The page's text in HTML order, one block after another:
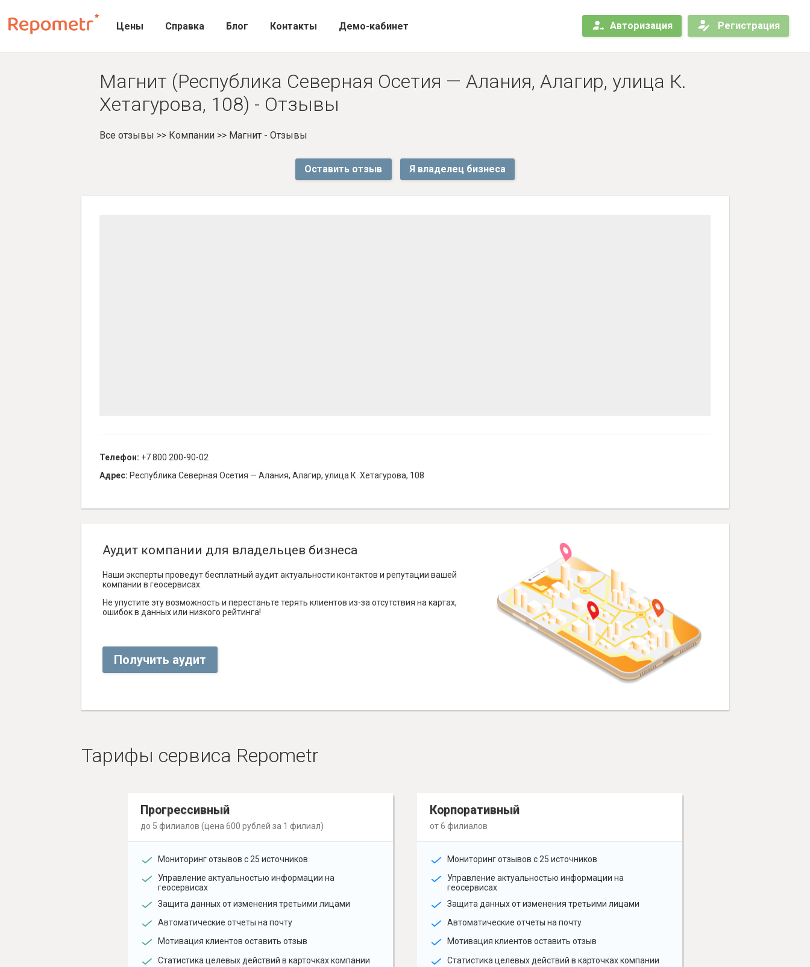
Цены Справка Блог Контакты Демо-кабинет Авторизация Регистрация
Магнит (Республика Северная Осетия — Алания, Алагир, улица К.
Хетагурова, 108) - Отзывы
Все отзывы >> Компании>> Магнит - Отзывы
Оставить отзыв Я владелец бизнеса
Телефон: +7 800 200-90-02
Адрес: Республика Северная Осетия — Алания, Алагир, улица К. Хетагурова, 108
Аудит компании для владельцев бизнеса
Наши эксперты проведут бесплатный аудит актуальности контактов и репутации вашей
компании в геосервисах.
Не упустите эту возможность и перестаньте терять клиентов из-за отсутствия на картах,
ошибок в данных или низкого рейтинга!
Получить аудит
Тарифы сервиса Repometr
Прогрессивный
до 5 филиалов (цена 600 рублей за 1 филиал)
Мониторинг отзывов с 25 источников
Управление актуальностью информации на
геосервисах
Защита данных от изменения третьими лицами
Автоматические отчеты на почту
Мотивация клиентов оставить отзыв
Статистика целевых действий в карточках компании
Корпоративный
от 6 филиалов
Мониторинг отзывов с 25 источников
Управление актуальностью информации на
геосервисах
Защита данных от изменения третьими лицами
Автоматические отчеты на почту
Мотивация клиентов оставить отзыв
Статистика целевых действий в карточках компании